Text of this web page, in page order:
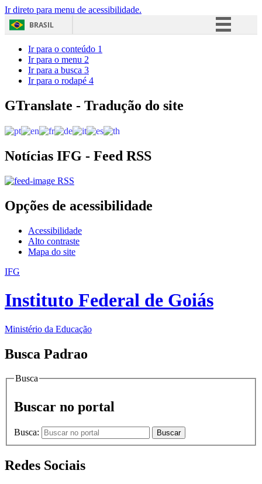
Ir direto para menu de acessibilidade.
BRASIL
Acesso à informação
Ir para o conteúdo 1
Ir para o menu 2
Ir para a busca 3
Ir para o rodapé 4
GTranslate - Tradução do site
Notícias IFG - Feed RSS
RSS
Opções de acessibilidade
Acessibilidade
Alto contraste
Mapa do site
IFG
Instituto Federal de Goiás
Ministério da Educação
Busca Padrao
Busca
Buscar no portal
Busca: Buscar
Redes Sociais